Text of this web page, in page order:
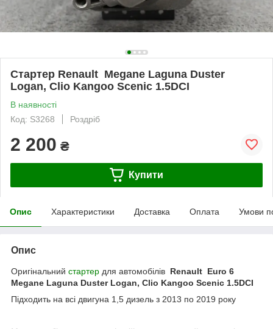
Стартер Renault Megane Laguna Duster
Logan, Clio Kangoo Scenic 1.5DCI
В наявності
Код: S3268
Роздріб
2 200 ₴
Купити
Опис Характеристики Доставка Оплата Умови
Опис
Оригінальний стартер для автомобілів Renault Euro 6
Megane Laguna Duster Logan, Clio Kangoo Scenic 1.5DCI
Підходить на всі двигуна 1,5 дизель з 2013 по 2019 року